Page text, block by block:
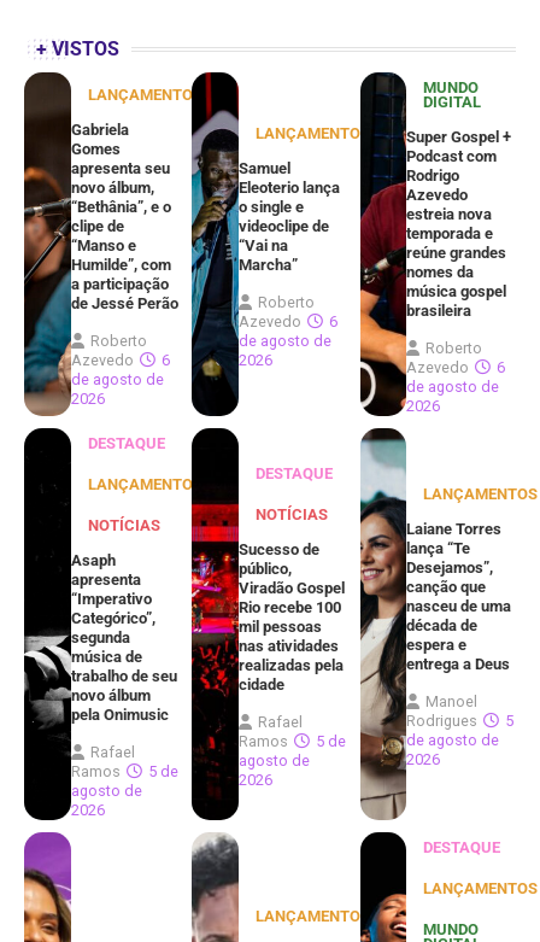
+ VISTOS
LANÇAMENTOS
Gabriela
Gomes
apresenta seu
novo álbum,
“Bethânia”, e o
clipe de
“Manso e
Humilde”, com
a participação
de Jessé Perão
Roberto
Azevedo
6
de agosto de
2026
LANÇAMENTOS
Samuel
Eleoterio lança
o single e
videoclipe de
“Vai na
Marcha”
Roberto
Azevedo
6
de agosto de
2026
MUNDO
DIGITAL
Super Gospel +
Podcast com
Rodrigo
Azevedo
estreia nova
temporada e
reúne grandes
nomes da
música gospel
brasileira
Roberto
Azevedo
6
de agosto de
2026
DESTAQUE
LANÇAMENTOS
NOTÍCIAS
Asaph
apresenta
“Imperativo
Categórico”,
segunda
música de
trabalho de seu
novo álbum
pela Onimusic
Rafael
Ramos
5 de
agosto de
2026
DESTAQUE
NOTÍCIAS
Sucesso de
público,
Viradão Gospel
Rio recebe 100
mil pessoas
nas atividades
realizadas pela
cidade
Rafael
Ramos
5 de
agosto de
2026
LANÇAMENTOS
Laiane Torres
lança “Te
Desejamos”,
canção que
nasceu de uma
década de
espera e
entrega a Deus
Manoel
Rodrigues
5
de agosto de
2026
LANÇAMENTOS
DESTAQUE
LANÇAMENTOS
MUNDO